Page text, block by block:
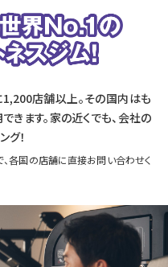
1,200店舗以上。その国内はも
きます。家の近くでも、会社の
グ！
各国の店舗に直接お問い合わせく